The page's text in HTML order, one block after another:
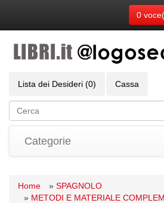
0
Lista dei Desideri (0) Cassa
Categorie
Home » SPAGNOLO
» METODI E MATERIALE